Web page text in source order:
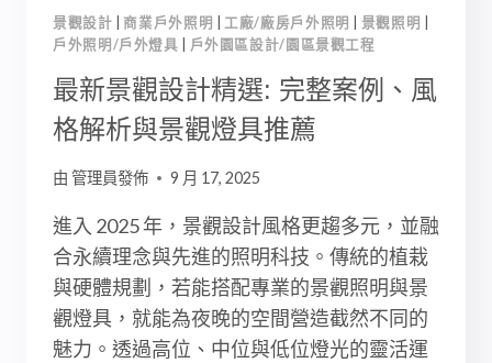
打
高
感
外
間
景觀設計 商業戶外照明 工廠/廠房戶外照明 景觀照明
戶外照明/戶外燈具
戶外園區設計/園區景觀工程
最新景觀設計精選: 完整案例、風
格解析與景觀燈具推薦
由 管理員發佈 9 月 17, 2025
進入 2025 年，景觀設計風格更趨多元，並融
合永續理念與先進的照明科技。傳統的植栽
與硬體規劃，若能搭配專業的景觀照明與景
觀燈具，就能為夜晚的空間營造截然不同的
魅力。透過高位、中位與低位燈光的靈活運